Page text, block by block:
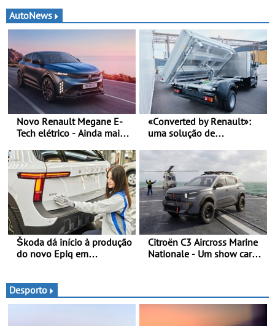
AutoNews
Novo Renault Megane E-
Tech elétrico - Ainda mais
e tecnologia
«Converted by Renault»:
uma solução de
mão - Um processo
simples, fluido e rápido,
desde a encomenda, até à
entrega (prazos de entrega
reduzidos em 30%)
Škoda dá início à produção
do novo Epiq em
Citroën C3 Aircross Marine
Nationale - Um show car
Desporto